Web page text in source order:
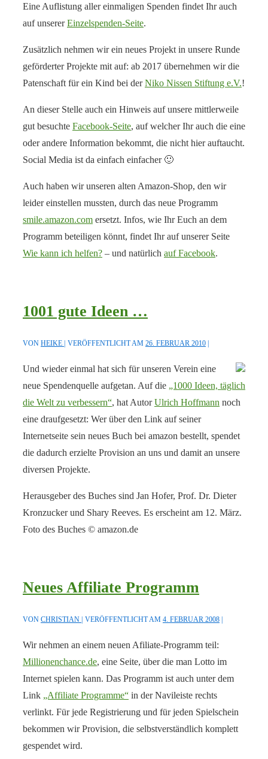
Eine Auflistung aller einmaligen Spenden findet Ihr auch
auf unsererEinzelspenden-Seite.
Zusätzlich nehmen wir ein neues Projekt in unsere Runde
geförderter Projekte mit auf: ab 2017 übernehmen wir die
Patenschaft für ein Kind bei derNiko Nissen Stiftung e.V.!
An dieser Stelle auch ein Hinweis auf unsere mittlerweile
gut besuchte Facebook-Seite, auf welcher Ihr auch die eine
oder andere Information bekommt, die nicht hier auftaucht.
Social Media ist da einfach einfacher 🙂
Auch haben wir unseren alten Amazon-Shop, den wir
leider einstellen mussten, durch das neue Programm
smile.amazon.com ersetzt. Infos, wie Ihr Euch an dem
Programm beteiligen könnt, findet Ihr auf unserer Seite
Wie kann ich helfen? – und natürlich auf Facebook.
1001 gute Ideen …
VON HEIKE VERÖFFENTLICHT AM 26. FEBRUAR 2010
Und wieder einmal hat sich für unseren Verein eine
neue Spendenquelle aufgetan. Auf die „1000 Ideen, täglich
die Welt zu verbessern“, hat AutorUlrich Hoffmann noch
eine draufgesetzt: Wer über den Link auf seiner
Internetseite sein neues Buch bei amazon bestellt, spendet
die dadurch erzielte Provision an uns und damit an unsere
diversen Projekte.
Herausgeber des Buches sind Jan Hofer, Prof. Dr. Dieter
Kronzucker und Shary Reeves. Es erscheint am 12. März.
Foto des Buches © amazon.de
Neues Affiliate Programm
VON CHRISTIAN VERÖFFENTLICHT AM 4. FEBRUAR 2008
Wir nehmen an einem neuen Afiliate-Programm teil:
Millionenchance.de, eine Seite, über die man Lotto im
Internet spielen kann. Das Programm ist auch unter dem
Link „Affiliate Programme“ in der Navileiste rechts
verlinkt. Für jede Registrierung und für jeden Spielschein
bekommen wir Provision, die selbstverständlich komplett
gespendet wird.